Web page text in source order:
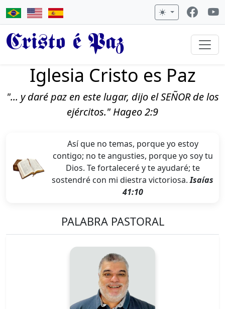
Cristo é Paz
Iglesia Cristo es Paz
"... y daré paz en este lugar, dijo el SEÑOR de los
ejércitos." Hageo 2:9
Así que no temas, porque yo estoy
contigo; no te angusties, porque yo soy tu
Dios. Te fortaleceré y te ayudaré; te
sostendré con mi diestra victoriosa.Isaías
41:10
PALABRA PASTORAL